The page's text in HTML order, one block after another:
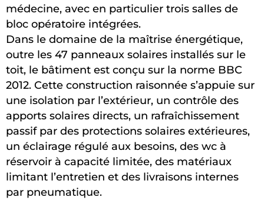
médecine, avec en particulier trois salles de
bloc opératoire intégrées.
Dans le domaine de la maîtrise énergétique,
outre les 47 panneaux solaires installés sur le
toit, le bâtiment est conçu sur la norme BBC
2012. Cette construction raisonnée s’appuie sur
une isolation par l’extérieur, un contrôle des
apports solaires directs, un rafraîchissement
passif par des protections solaires extérieures,
un éclairage régulé aux besoins, des wc à
réservoir à capacité limitée, des matériaux
limitant l’entretien et des livraisons internes
par pneumatique.